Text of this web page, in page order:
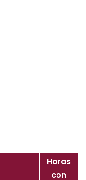
Horas
con